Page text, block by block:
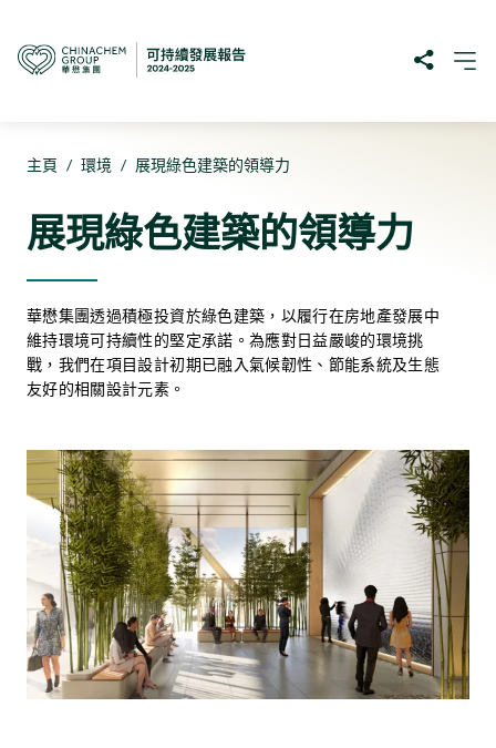
主頁 / 環境 / 展現綠色建築的領導力
展現綠色建築的領導力
華懋集團透過積極投資於綠色建築，以履行在房地產發展中
維持環境可持續性的堅定承諾。為應對日益嚴峻的環境挑
戰，我們在項目設計初期已融入氣候韌性、節能系統及生態
友好的相關設計元素。